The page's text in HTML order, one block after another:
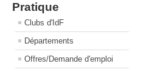
Pratique
Clubs d'IdF
Départements
Offres/Demande d'emploi